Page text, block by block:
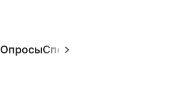
ОпросыСпецпроекты